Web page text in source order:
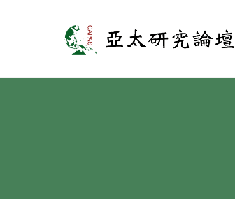
亞太研究論壇